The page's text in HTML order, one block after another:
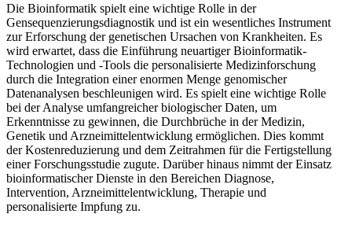
Die Bioinformatik spielt eine wichtige Rolle in der
Gensequenzierungsdiagnostik und ist ein wesentliches Instrument
zur Erforschung der genetischen Ursachen von Krankheiten. Es
wird erwartet, dass die Einführung neuartiger Bioinformatik-
Technologien und -Tools die personalisierte Medizinforschung
durch die Integration einer enormen Menge genomischer
Datenanalysen beschleunigen wird. Es spielt eine wichtige Rolle
bei der Analyse umfangreicher biologischer Daten, um
Erkenntnisse zu gewinnen, die Durchbrüche in der Medizin,
Genetik und Arzneimittelentwicklung ermöglichen. Dies kommt
der Kostenreduzierung und dem Zeitrahmen für die Fertigstellung
einer Forschungsstudie zugute. Darüber hinaus nimmt der Einsatz
bioinformatischer Dienste in den Bereichen Diagnose,
Intervention, Arzneimittelentwicklung, Therapie und
personalisierte Impfung zu.